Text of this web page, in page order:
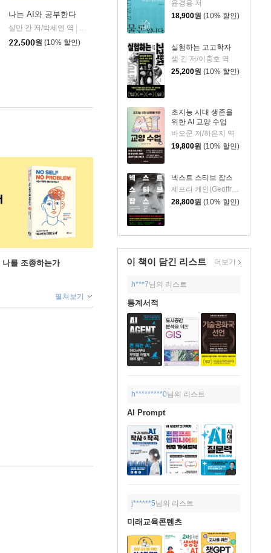
윤경용 저
18,900원 (10% 할인)
실험하는 고고학자
샘 킨 저/이충호 역
25,200원 (10% 할인)
초지능 시대 생존을
위한 AI 교양 수업
바오쿤 저/하은지 역
19,800원 (10% 할인)
넥스트 스티브 잡스
28,800원 (10% 할인)
이 책이 담긴 리스트 더보기
h***7님의 리스트
통계서적
h*********0님의 리스트
AI Prompt
j******5님의 리스트
미래교육콘텐츠
나는 AI와 공부한다
살만 칸 저/박세연 역
알에이치코리아(RHK)
22,500원 (10% 할인)
를 조종하는가
펼쳐보기